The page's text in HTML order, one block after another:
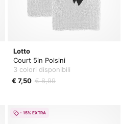
Lotto
Court 5in Polsini
3 colori disponibili
€ 7,50 € 8,99
- 15% EXTRA